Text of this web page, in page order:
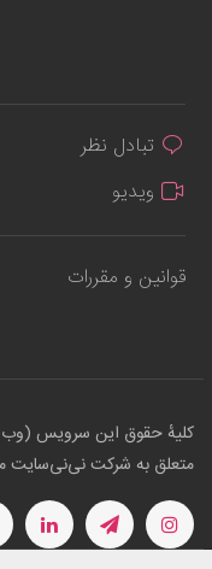
تبادل نظر
ویدیو
قوانین و مقررات
کلیهٔ حقوق این سرویس
متعلق به شرکت نی‌نی‌سایت